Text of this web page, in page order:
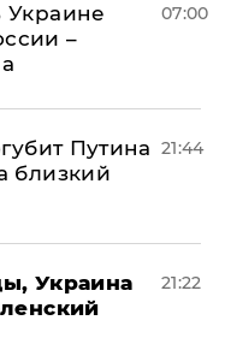
Украине
–
07:00
Путина
близкий
21:44
Украина
21:22